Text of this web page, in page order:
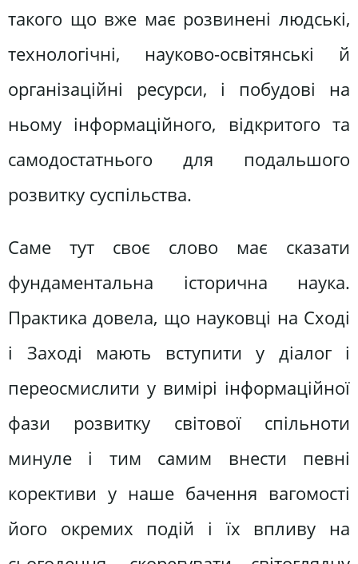
такого що вже має розвинені людські,
технологічні, науково-освітянські й
організаційні ресурси, і побудові на
ньому інформаційного, відкритого та
самодостатнього для подальшого
розвитку суспільства.
Саме тут своє слово має сказати
фундаментальна історична наука.
Практика довела, що науковці на Сході
і Заході мають вступити у діалог і
переосмислити у вимірі інформаційної
фази розвитку світової спільноти
минуле і тим самим внести певні
корективи у наше бачення вагомості
його окремих подій і їх впливу на